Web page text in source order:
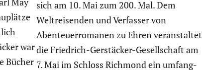
war
Bücher
sich am 10. Mai zum 200. Mal. Dem
Weltrei­senden und Verfasser von
Abenteu­er­ro­manen zu Ehren veran­staltet
die Friedrich-Gerstä­cker-Gesell­schaft am
7. Mai im Schloss Richmond ein umfang­